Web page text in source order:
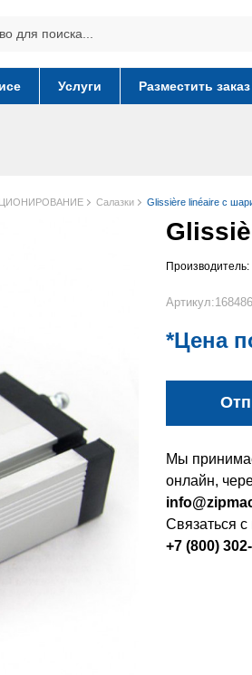
Услуги Разместить заказ
Салазки Glissière linéaire с
Производитель:
*Цена
Мы
онлайн,
Связаться
+7 (800)